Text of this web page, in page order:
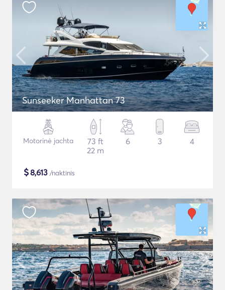
Sunseeker Manhattan 73
Motorinė jachta
73 ft
22 m
6 3 4
$8,613 /naktinis